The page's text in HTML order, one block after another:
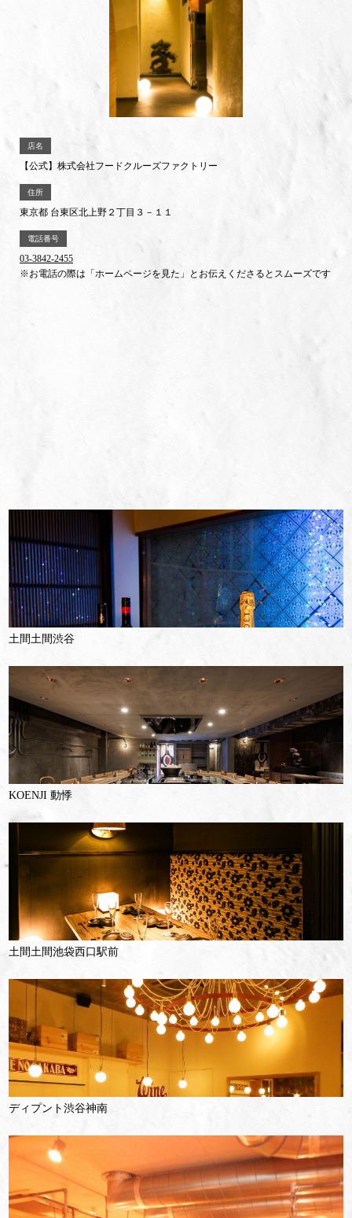
店名
【公式】株式会社フードクルーズファクトリー
住所
東京都 台東区北上野２丁目３－１１
電話番号
03-3842-2455
※お電話の際は「ホームページを見た」とお伝えくださるとスムーズです
土間土間渋谷
KOENJI 動悸
土間土間池袋西口駅前
ディプント渋谷神南